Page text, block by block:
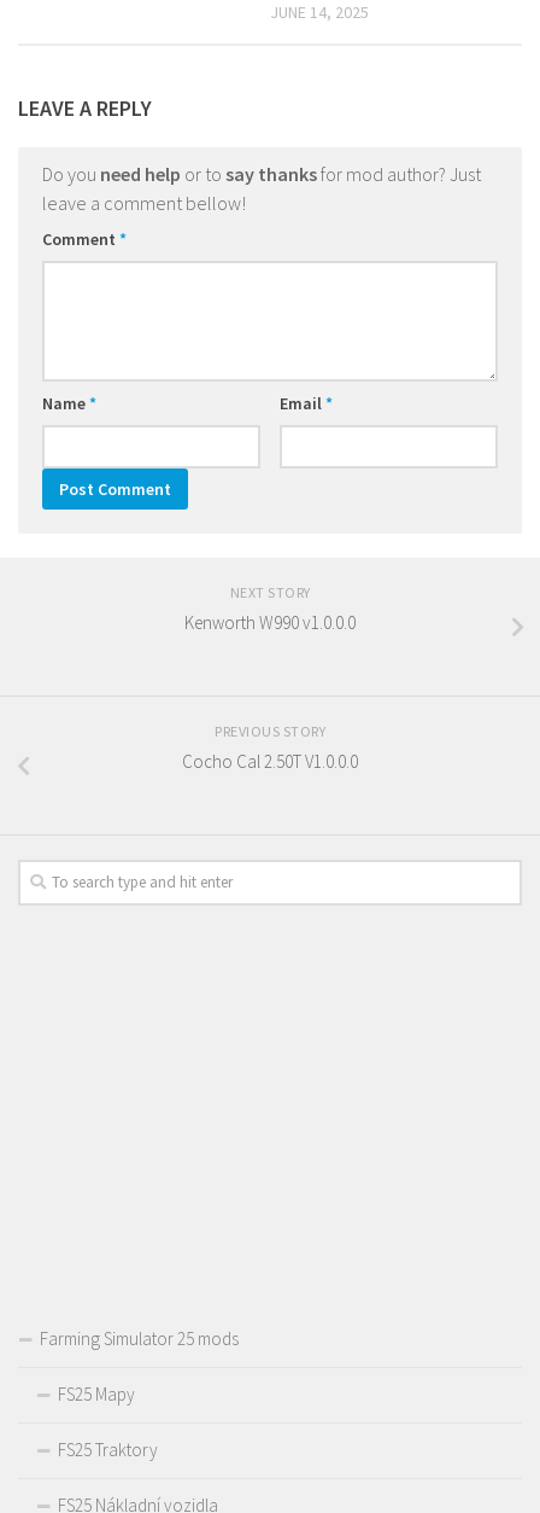
JUNE 14, 2025
LEAVE A REPLY
Do you need help or to say thanksfor mod author? Just
leave a comment bellow!
Comment *
Name* Email*
NEXT STORY
Kenworth W990 v1.0.0.0
PREVIOUS STORY
Cocho Cal 2.50T V1.0.0.0
Farming Simulator 25 mods
FS25 Mapy
FS25 Traktory
FS25 Nákladní vozidla